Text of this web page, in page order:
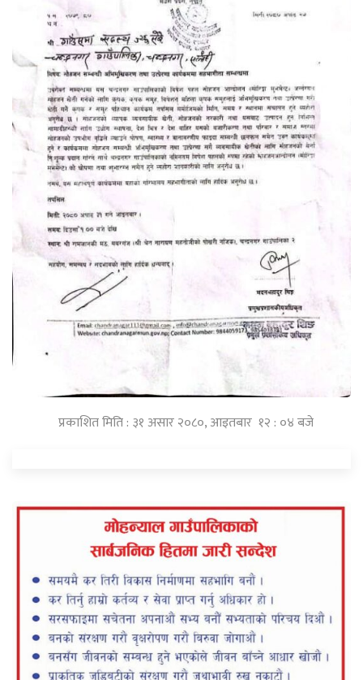
प्रकाशित मिति : ३१ असार २०८०, आइतबार १२ : ०४ बजे